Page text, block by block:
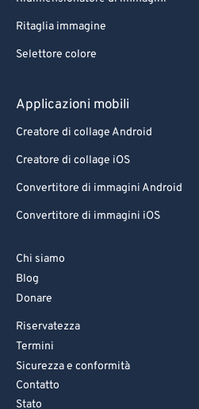
Ritaglia immagine
Selettore colore
Applicazioni mobili
Creatore di collage Android
Creatore di collage iOS
Convertitore di immagini Android
Convertitore di immagini iOS
Chi siamo
Blog
Donare
Riservatezza
Termini
Sicurezza e conformità
Contatto
Stato